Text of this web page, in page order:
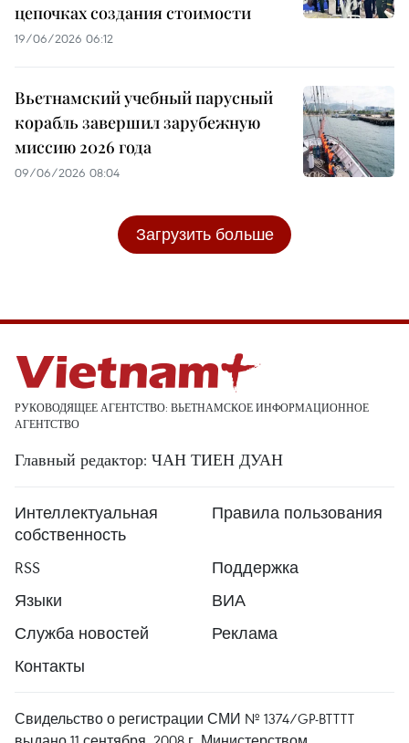
цепочках создания стоимости
19/06/2026 06:12
Вьетнамский учебный парусный
корабль завершил зарубежную
миссию 2026 года
09/06/2026 08:04
Загрузить больше
РУКОВОДЯЩЕЕ АГЕНТСТВО: ВЬЕТНАМСКОЕ ИНФОРМАЦИОННОЕ
АГЕНТСТВО
Главный редактор: ЧАН ТИЕН ДУАН
Интеллектуальная
собственность
Правила пользования
RSS
Поддержка
Языки
ВИА
Служба новостей
Реклама
Контакты
Свидельство о регистрации СМИ № 1374/GP-BTTTT